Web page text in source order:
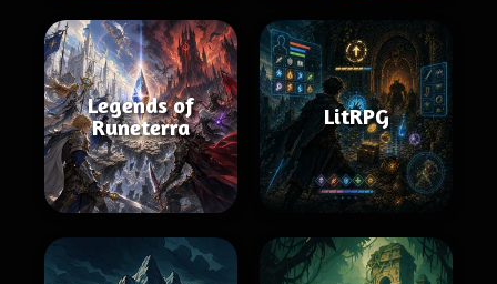
Legends of
Runeterra
LitRPG